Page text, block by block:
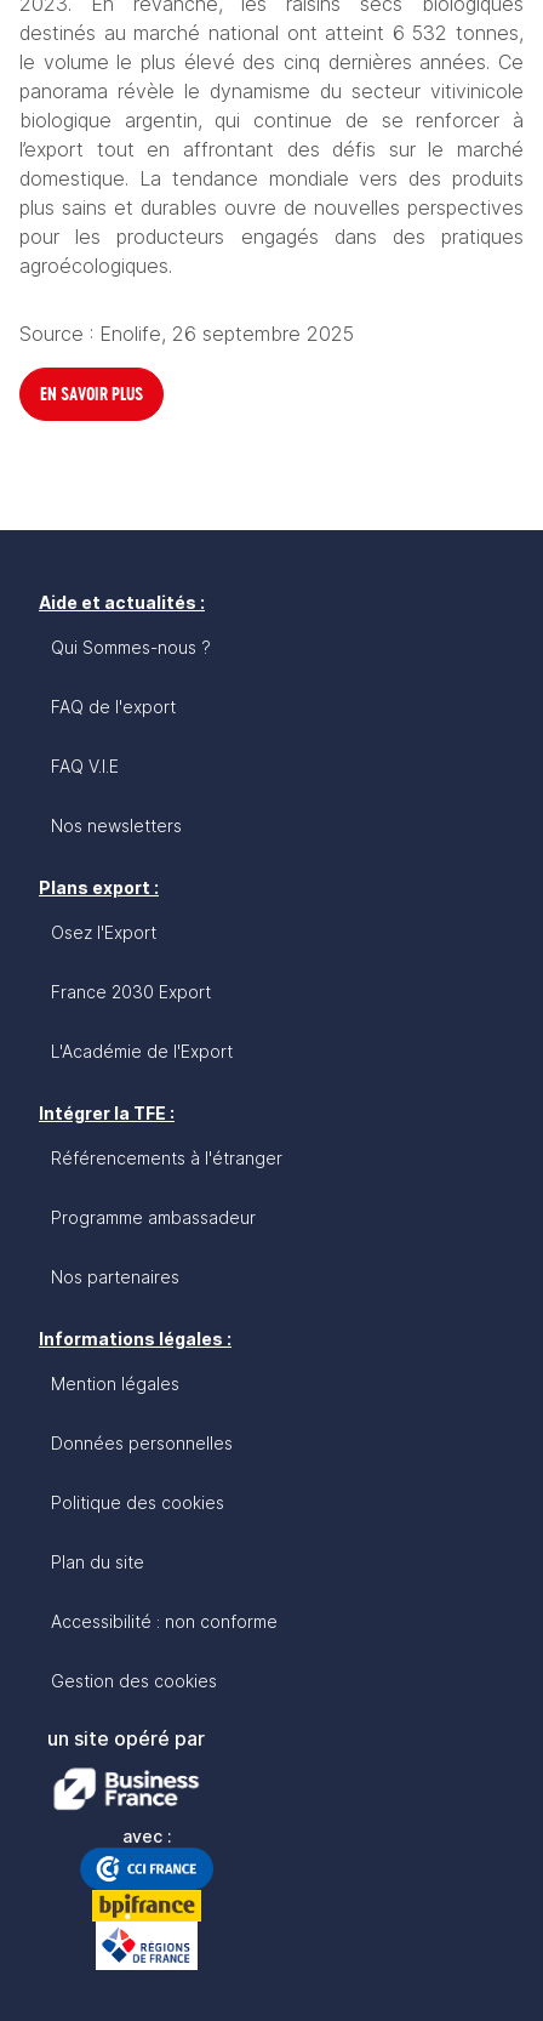
destinés au marché national ont atteint 6 532 tonnes,
le volume le plus élevé des cinq dernières années. Ce
panorama révèle le dynamisme du secteur vitivinicole
biologique argentin, qui continue de se renforcer à
l’export tout en affrontant des défis sur le marché
domestique. La tendance mondiale vers des produits
plus sains et durables ouvre de nouvelles perspectives
pour les producteurs engagés dans des pratiques
agroécologiques.
Source : Enolife, 26 septembre 2025
EN SAVOIR PLUS
Aide et actualités :
Qui Sommes-nous ?
FAQ de l'export
FAQ V.I.E
Nos newsletters
Plans export :
Osez l'Export
France 2030 Export
L'Académie de l'Export
Intégrer la TFE :
Référencements à l'étranger
Programme ambassadeur
Nos partenaires
Informations légales :
Mention légales
Données personnelles
Politique des cookies
Plan du site
Accessibilité : non conforme
Gestion des cookies
un site opéré par
avec :